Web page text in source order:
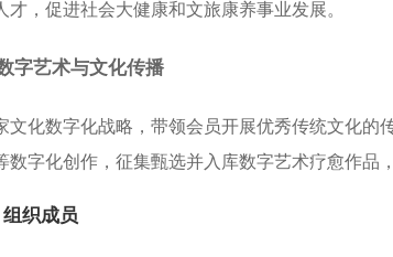
才，促进社会大健康和文旅康养事业发展。
字艺术与文化传播
化数字化战略，带领会员开展优秀传统文化的
数字化创作，征集甄选并入库数字艺术疗愈作品
织成员